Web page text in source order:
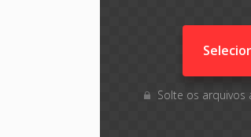
Solte os arquivos